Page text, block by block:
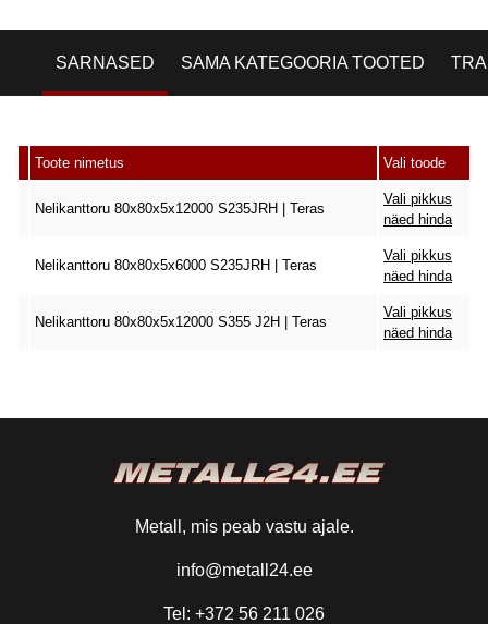
SARNASED SAMA KATEGOORIA TOOTED
Toote nimetus Vali toode
Nelikanttoru 80x80x5x12000 S235JRH | Teras
Vali pikkus
näed hinda
Nelikanttoru 80x80x5x6000 S235JRH | Teras
Vali pikkus
näed hinda
Nelikanttoru 80x80x5x12000 S355 J2H | Teras
Vali pikkus
näed hinda
Metall, mis peab vastu ajale.
info@metall24.ee
Tel: +372 56 211 026